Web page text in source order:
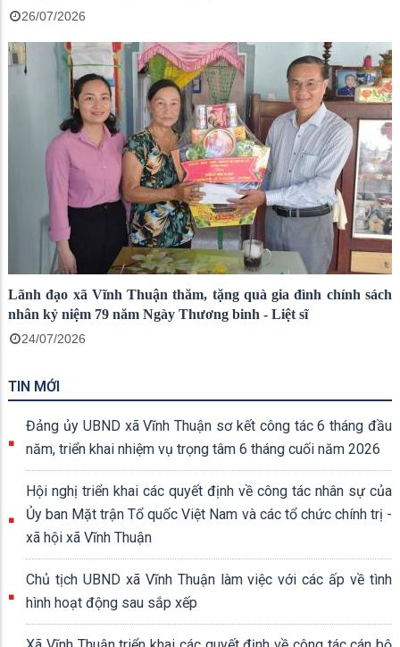
26/07/2026
Lãnh đạo xã Vĩnh Thuận thăm, tặng quà gia đình chính sách
nhân kỷ niệm 79 năm Ngày Thương binh - Liệt sĩ
24/07/2026
TIN MỚI
Đảng ủy UBND xã Vĩnh Thuận sơ kết công tác 6 tháng đầu
năm, triển khai nhiệm vụ trọng tâm 6 tháng cuối năm 2026
Hội nghị triển khai các quyết định về công tác nhân sự của
Ủy ban Mặt trận Tổ quốc Việt Nam và các tổ chức chính trị -
xã hội xã Vĩnh Thuận
Chủ tịch UBND xã Vĩnh Thuận làm việc với các ấp về tình
hình hoạt động sau sắp xếp